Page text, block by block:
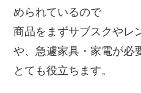
められているので
商品をまずサブスクやレ
や、急遽家具・家電が必
とても役立ちます。